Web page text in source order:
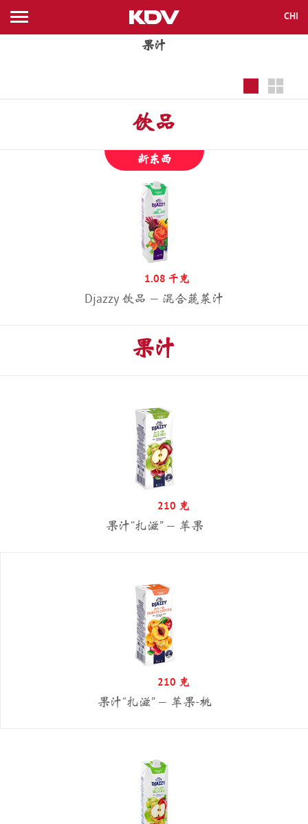
所有新闻
在目录的寻找
CHI
ENG
KAZ
RUS
果汁
饮品
1.08 千克
Djazzy 饮品 — 混合蔬菜汁
新东西
果汁
210 克
果汁“扎滋” — 苹果
210 克
果汁“扎滋” — 苹果-桃